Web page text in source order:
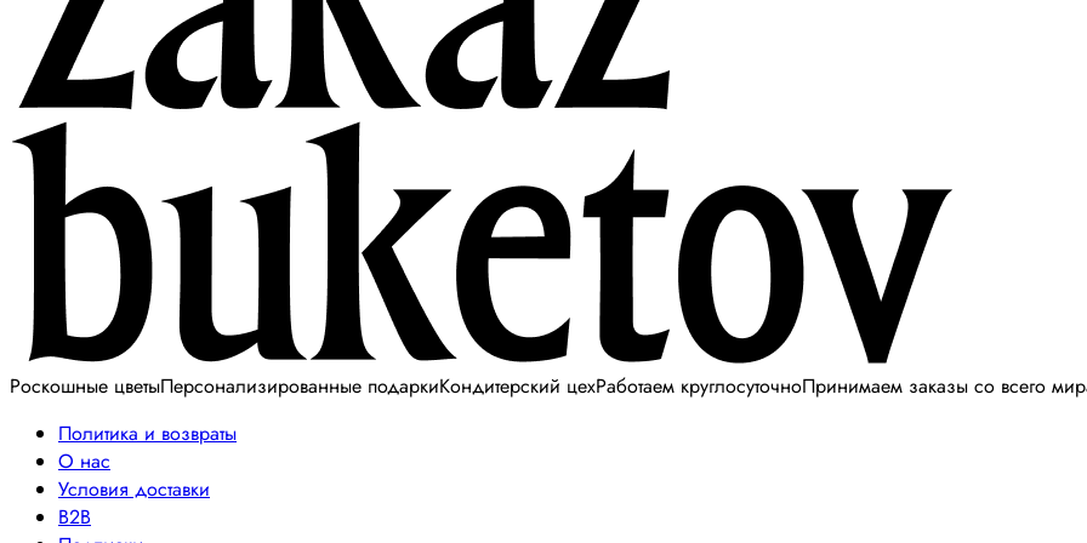
Роскошные цветыПерсонализированные подаркиКондитерский цехРаботаем круглосуточноПринимаем заказы со всего
Политика и возвраты
О нас
Условия доставки
B2B